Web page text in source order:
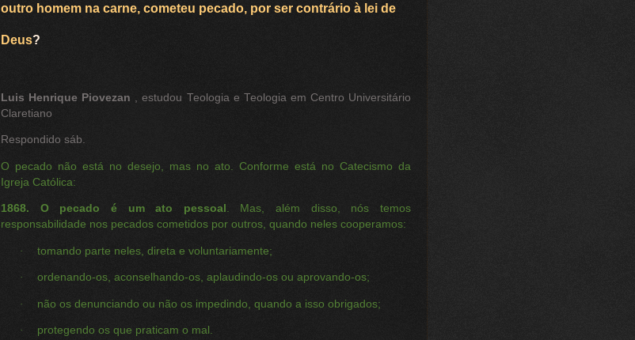
outro homem na carne, cometeu pecado, por ser contrário à lei de
Deus?
Luis Henrique Piovezan
, estudou Teologia e Teologia em Centro Universitário
Claretiano
Respondido sáb.
O pecado não está no desejo, mas no ato. Conforme está no Catecismo da
Igreja Católica:
1868. O pecado é um ato pessoal . Mas, além disso, nós temos
responsabilidade nos pecados cometidos por outros, quando neles cooperamos:
· tomando parte neles, direta e voluntariamente;
· ordenando-os, aconselhando-os, aplaudindo-os ou aprovando-os;
· não os denunciando ou não os impedindo, quando a isso obrigados;
· protegendo os que praticam o mal.